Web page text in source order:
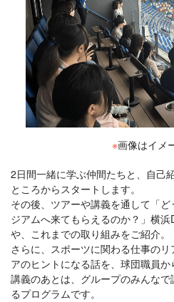
※画像はイメ
2日間一緒に学ぶ仲間たちと、自己
ところからスタートします。
その後、ツアーや講義を通して「
ジアムへ来てもらえるのか？」横
や、これまでの取り組みをご紹介。
さらに、スポーツに関わる仕事の
アのヒントになる話を、球団職員か
講義のあとは、グループのみんな
るプログラムです。